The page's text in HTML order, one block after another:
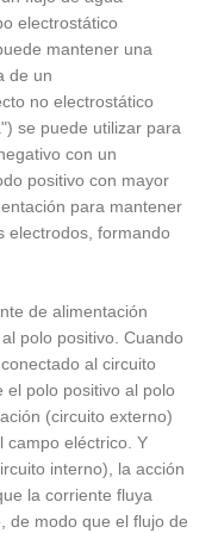
electrostático
mantener una
de un
no electrostático
se puede utilizar para
con un
positivo con mayor
para mantener
electrodos, formando
de alimentación
polo positivo. Cuando
al circuito
polo positivo al polo
(circuito externo)
campo eléctrico. Y
interno), la acción
la corriente fluya
de modo que el flujo de